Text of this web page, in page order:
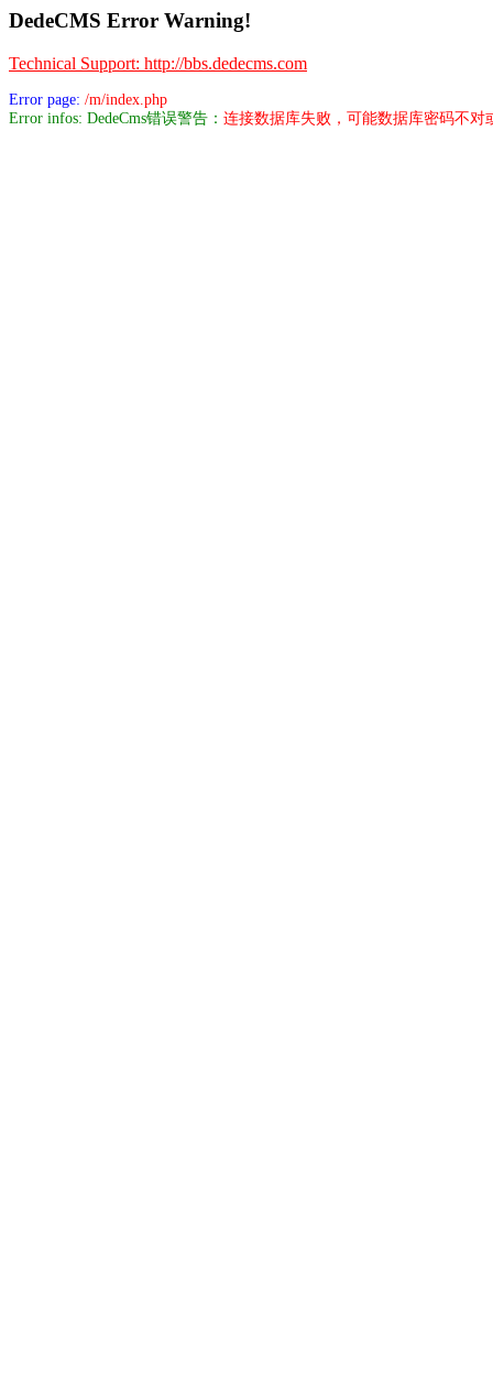
DedeCMS Error Warning!
Technical Support: http://bbs.dedecms.com
Error page: /m/index.php
Error infos: DedeCms错误警告： 连接数据库失败，可能数据库密码不对